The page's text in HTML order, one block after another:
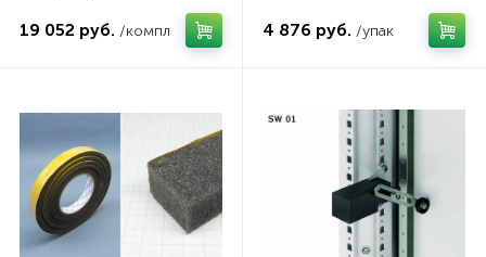
19 052 руб. /компл 4 876 руб. /упак